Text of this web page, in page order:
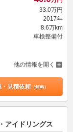
33.0万円
2017年
8.6万km
車検整備付
他の情報を開く
見積依頼（無料）
アイドリングス